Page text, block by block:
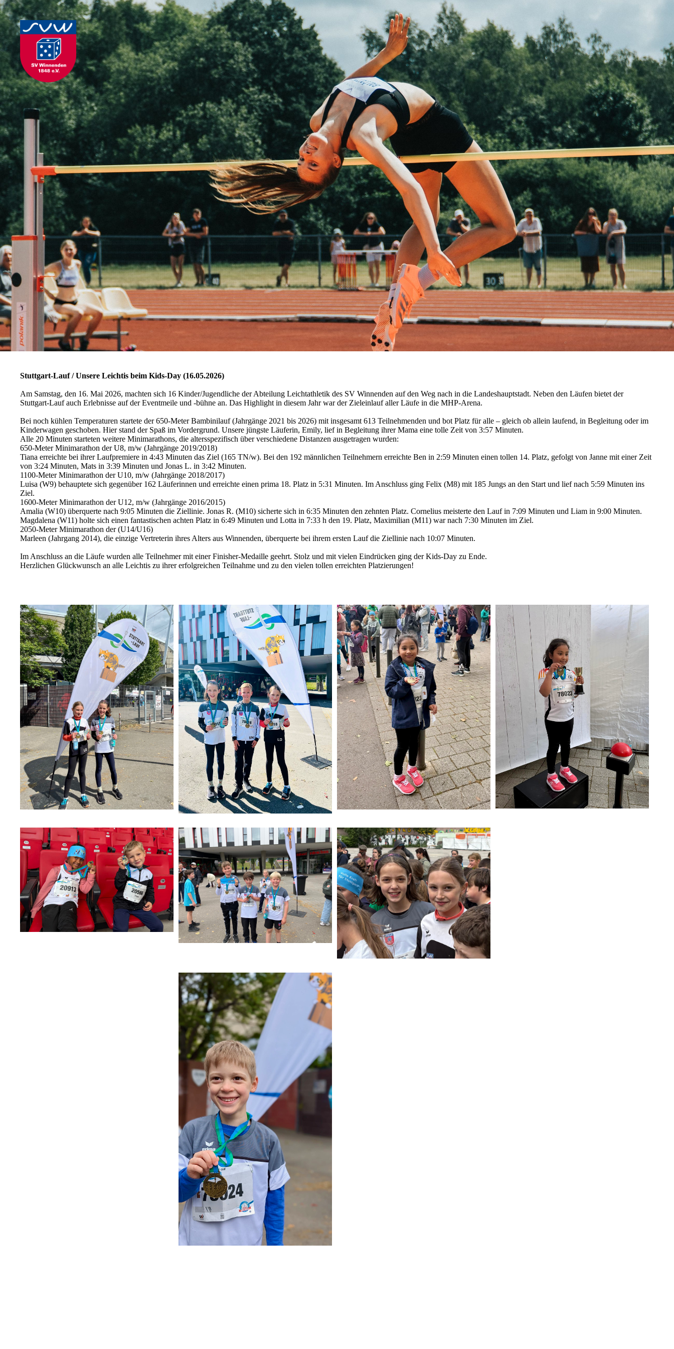
Stuttgart-Lauf / Unsere Leichtis beim Kids-Day (16.05.2026)
Am Samstag, den 16. Mai 2026, machten sich 16 Kinder/Jugendliche der Abteilung Leichtathletik des SV Winnenden auf den Weg nach in die Landeshauptstadt. Neben den Läufen bietet der
Stuttgart-Lauf auch Erlebnisse auf der Eventmeile und -bühne an. Das Highlight in diesem Jahr war der Zieleinlauf aller Läufe in die MHP-Arena.
Bei noch kühlen Temperaturen startete der 650-Meter Bambinilauf (Jahrgänge 2021 bis 2026) mit insgesamt 613 Teilnehmenden und bot Platz für alle – gleich ob allein laufend, in Begleitung oder im
Kinderwagen geschoben. Hier stand der Spaß im Vordergrund. Unsere jüngste Läuferin, Emily, lief in Begleitung ihrer Mama eine tolle Zeit von 3:57 Minuten.
Alle 20 Minuten starteten weitere Minimarathons, die altersspezifisch über verschiedene Distanzen ausgetragen wurden:
650-Meter Minimarathon der U8, m/w (Jahrgänge 2019/2018)
Tiana erreichte bei ihrer Laufpremiere in 4:43 Minuten das Ziel (165 TN/w). Bei den 192 männlichen Teilnehmern erreichte Ben in 2:59 Minuten einen tollen 14. Platz, gefolgt von Janne mit einer Zeit
von 3:24 Minuten, Mats in 3:39 Minuten und Jonas L. in 3:42 Minuten.
1100-Meter Minimarathon der U10, m/w (Jahrgänge 2018/2017)
Luisa (W9) behauptete sich gegenüber 162 Läuferinnen und erreichte einen prima 18. Platz in 5:31 Minuten. Im Anschluss ging Felix (M8) mit 185 Jungs an den Start und lief nach 5:59 Minuten ins
Ziel.
1600-Meter Minimarathon der U12, m/w (Jahrgänge 2016/2015)
Amalia (W10) überquerte nach 9:05 Minuten die Ziellinie. Jonas R. (M10) sicherte sich in 6:35 Minuten den zehnten Platz. Cornelius meisterte den Lauf in 7:09 Minuten und Liam in 9:00 Minuten.
Magdalena (W11) holte sich einen fantastischen achten Platz in 6:49 Minuten und Lotta in 7:33 h den 19. Platz, Maximilian (M11) war nach 7:30 Minuten im Ziel.
2050-Meter Minimarathon der (U14/U16)
Marleen (Jahrgang 2014), die einzige Vertreterin ihres Alters aus Winnenden, überquerte bei ihrem ersten Lauf die Ziellinie nach 10:07 Minuten.
Im Anschluss an die Läufe wurden alle Teilnehmer mit einer Finisher-Medaille geehrt. Stolz und mit vielen Eindrücken ging der Kids-Day zu Ende.
Herzlichen Glückwunsch an alle Leichtis zu ihrer erfolgreichen Teilnahme und zu den vielen tollen erreichten Platzierungen!